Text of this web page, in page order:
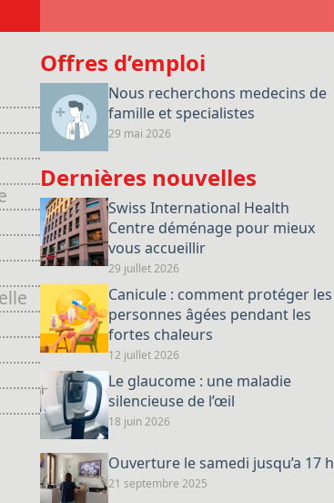
Offres d’emploi
Nous recherchons medecins de
famille et specialistes
29 mai 2026
Dernières nouvelles
Swiss International Health
Centre déménage pour mieux
vous accueillir
29 juillet 2026
Canicule : comment protéger les
personnes âgées pendant les
fortes chaleurs
12 juillet 2026
Le glaucome : une maladie
silencieuse de l’œil
18 juin 2026
Ouverture le samedi jusqu’a 17 h
21 septembre 2025